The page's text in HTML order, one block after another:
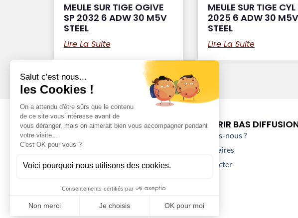
MEULE SUR TIGE OGIVE
SP 2032 6 ADW 30 M5V
STEEL
Lire La Suite
MEULE SUR TIGE
2025 6 ADW 30 M5V
STEEL
Lire La Suite
contact@basdiffusion.fr
DÉCOUVRIR BAS
Qui sommes-nous ?
Nos partenaires
Nous contacter